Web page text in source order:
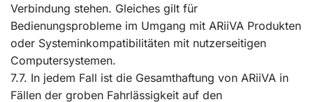
Verbindung stehen. Gleiches gilt für
Bedienungsprobleme im Umgang mit ARiiVA Produkten
oder Systeminkompatibilitäten mit nutzerseitigen
Computersystemen.
7.7. In jedem Fall ist die Gesamthaftung von ARiiVA in
Fällen der groben Fahrlässigkeit auf den